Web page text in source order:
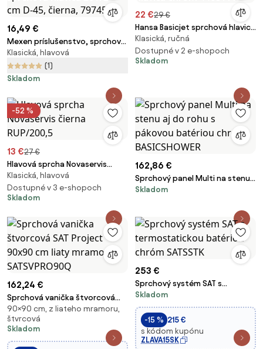
16,49 €
Mexen príslušenstvo, sprchová
hlavica 20 x 20 cm D-45, čierna,
79745-70
Klasická, hlavová
(1)
Skladom
22 €29 €
Hansa Basicjet sprchová hlavica
chróm 44681113
Klasická, ručná
Dostupné v 2 e-shopoch
Skladom
-52 %
13 €27 €
Hlavová sprcha Novaservis
čierna RUP/200,5
Klasická, hlavová
Dostupné v 3 e-shopoch
Skladom
162,86 €
Sprchový panel Multi na stenu
aj do rohu s pákovou batériou
Skladom
162,24 €
Sprchová vanička štvorcová
SAT Project 90x90 cm liaty
mramor SATSVPRO90Q
90×90 cm, z liateho mramoru,
štvrcová
Skladom
253 €
Sprchový systém SAT s
termostatickou batériou
chróm SATSSTK
Skladom
-15 % 215 €
s kódom kupónu
ZLAVA15SK